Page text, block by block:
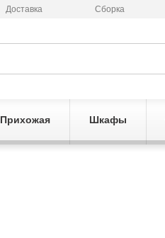
Доставка Сборка
Прихожая Шкафы